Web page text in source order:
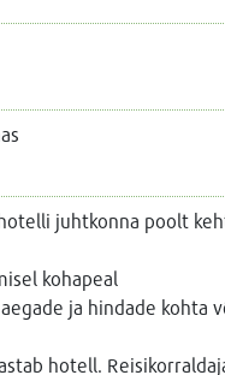
juhtkonna poolt
kohapeal
ja hindade kohta
hotell.